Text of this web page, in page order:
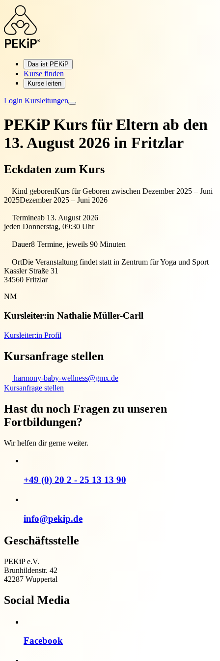
Das ist PEKiP
Kurse finden
Kurse leiten
Login Kursleitungen
PEKiP Kurs für Eltern ab den
13. August 2026 in Fritzlar
Eckdaten zum Kurs
Kind geborenKurs für Geboren zwischen Dezember 2025 – Juni
2025Dezember 2025 – Juni 2026
Termineab 13. August 2026
jeden Donnerstag, 09:30 Uhr
Dauer8 Termine, jeweils 90 Minuten
OrtDie Veranstaltung findet statt in Zentrum für Yoga und Sport
Kassler Straße 31
34560 Fritzlar
NM
Kursleiter:in Nathalie Müller-Carll
Kursleiter:in Profil
Kursanfrage stellen
harmony-baby-wellness@gmx.de
Kursanfrage stellen
Hast du noch Fragen zu unseren
Fortbildungen?
Wir helfen dir gerne weiter.
+49 (0) 20 2 - 25 13 13 90
info@pekip.de
Geschäftsstelle
PEKiP e.V.
Brunhildenstr. 42
42287 Wuppertal
Social Media
Facebook